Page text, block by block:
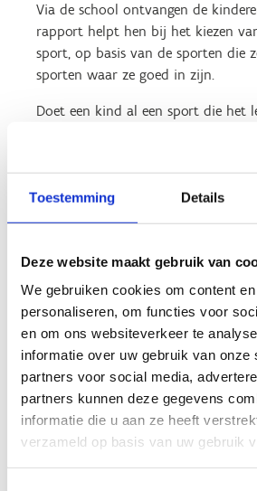
Toestemming Details
Deze website maakt gebruik van
We gebruiken cookies om content
personaliseren, om functies voor
en om ons websiteverkeer te
informatie over uw gebruik van onze
partners voor social media,
partners kunnen deze gegevens
informatie die u aan ze heeft
verzameld op basis van uw gebruik
Via de school ontvangen de
rapport helpt hen bij het kiezen
sport, op basis van de sporten die
sporten waar ze goed in zijn.
Doet een kind al een sport die het
sport niet tussen de 7 sporten op
helemaal niet erg. Blijf die sport
hij/zij heeft zijn favoriete sport al
het rapport eens proberen.
Doorverwijzing
sportclubs
De kinderen weten nu welke